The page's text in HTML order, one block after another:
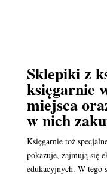
Sklepiki z
księgarnie
miejsca
w nich
Księgarnie toż
pokazuje, zajmują się
edukacyjnych. W tego